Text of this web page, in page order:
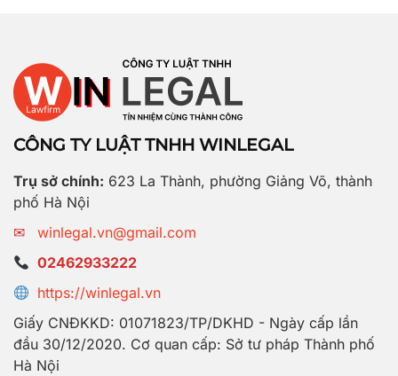
CÔNG TY LUẬT TNHH WINLEGAL
Trụ sở chính: 623 La Thành, phường Giảng Võ, thành
phố Hà Nội
✉
winlegal.vn@gmail.com
02462933222
https://winlegal.vn
Giấy CNĐKKD: 01071823/TP/DKHD - Ngày cấp lần
đầu 30/12/2020. Cơ quan cấp: Sở tư pháp Thành phố
Hà Nội